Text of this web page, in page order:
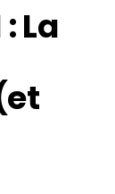
La